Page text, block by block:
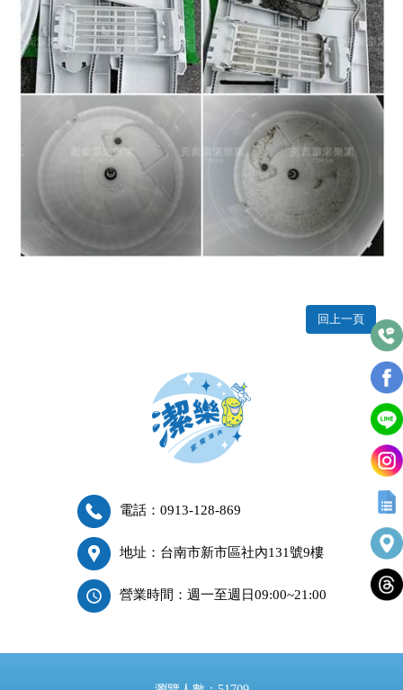
回上一頁
電話：0913-128-869
地址：台南市新市區社內131號9樓
營業時間：週一至週日09:00~21:00